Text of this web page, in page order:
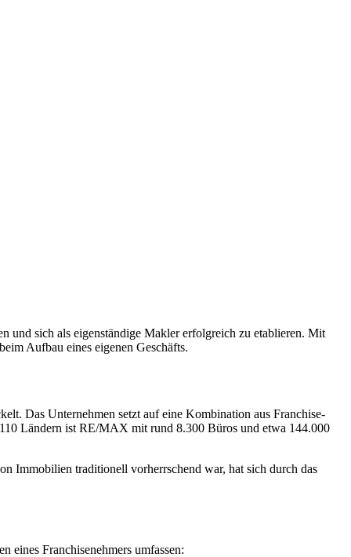
sich als eigenständige Makler erfolgreich zu etablieren. Mit
Aufbau eines eigenen Geschäfts.
Das Unternehmen setzt auf eine Kombination aus Franchise-
Ländern ist RE/MAX mit rund 8.300 Büros und etwa 144.000
Immobilien traditionell vorherrschend war, hat sich durch das
eines Franchisenehmers umfassen: